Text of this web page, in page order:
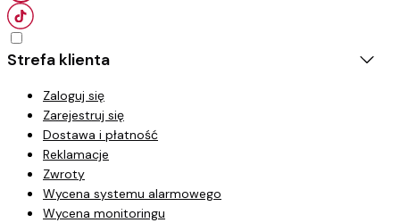
Strefa klienta
Zaloguj się
Zarejestruj się
Dostawa i płatność
Reklamacje
Zwroty
Wycena systemu alarmowego
Wycena monitoringu